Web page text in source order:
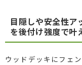
目隠しや安全性ア
を後付け強度で叶
ウッドデッキにフェ